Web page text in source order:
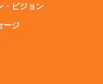
・ビジョン
ージ